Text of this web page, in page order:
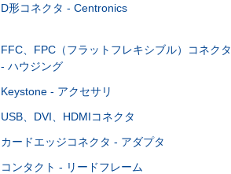
D形コネクタ - Centronics
FFC、FPC（フラットフレキシブル）コネクタ
- ハウジング
Keystone - アクセサリ
USB、DVI、HDMIコネクタ
カードエッジコネクタ - アダプタ
コンタクト - リードフレーム